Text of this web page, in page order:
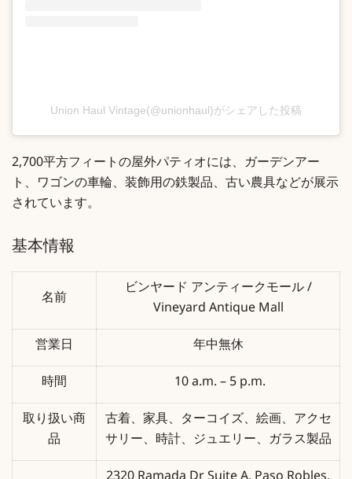
Union Haul Vintage(@unionhaul)がシェアした投稿
2,700平方フィートの屋外パティオには、ガーデンアー
ト、ワゴンの車輪、装飾用の鉄製品、古い農具などが展示
されています。
基本情報
名前 ビンヤード アンティークモール /
Vineyard Antique Mall
営業日
年中無休
時間
10 a.m. – 5 p.m.
取り扱い商
品
古着、家具、ターコイズ、絵画、アクセ
サリー、時計、ジュエリー、ガラス製品